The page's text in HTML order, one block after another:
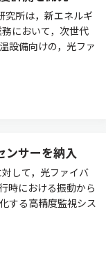
究所は，新エネルギ
において，次世代
設備向けの，光ファ
ンサーを納入
して，光ファイバ
時における振動から
する高精度監視シス